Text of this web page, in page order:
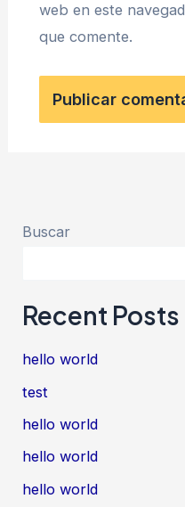
web en este
que comente.
Buscar
Recent Posts
hello world
test
hello world
hello world
hello world